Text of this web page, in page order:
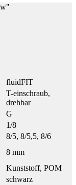
fluidFIT
T-einschraub,
drehbar
G
1/8
8/5, 8/5,5, 8/6
8 mm
Kunststoff, POM
schwarz